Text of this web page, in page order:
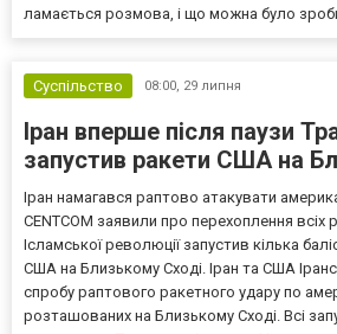
ламається розмова, і що можна було
Суспільство 08:00, 29 липня
Іран вперше після паузи
запустив ракети США на
Іран намагався раптово атакувати
CENTCOM заявили про перехоплення всіх
Ісламської революції запустив кілька
США на Близькому Сході. Іран та США
спробу раптового ракетного удару по
розташованих на Близькому Сході. Всі